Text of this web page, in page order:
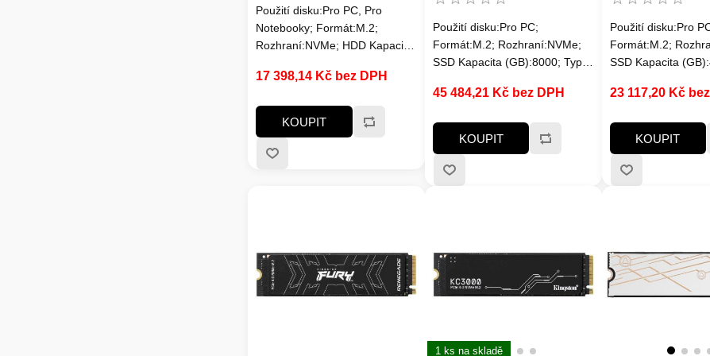
Použití disku:Pro PC, Pro
Notebooky; Formát:M.2;
Rozhraní:NVMe; HDD Kapacita
(GB):4000; Typ disku:SSD; Typ
17 398,14 Kč bez DPH
KOUPIT
Použití disku:Pro PC;
Formát:M.2; Rozhraní:NVMe;
SSD Kapacita (GB):8000; Typ
bufferu (v MB):nespecifikováno;
a víc; Rychlost zápisu
MB/s:7000MB/s a víc; Typ
paměti SSD:3D TLC; Životnost
zápisu SSD v TB:Min. 3600
45 484,21 Kč bez DPH
KOUPIT
Použití disku:Pro
Formát:M.2;
SSD Kapacita
bufferu (v
a víc; Rychlost
MB/s:7000MB/s a
paměti SSD:3D
zápisu SSD v
23 117,20 Kč
KOUPIT
1 ks na skladě